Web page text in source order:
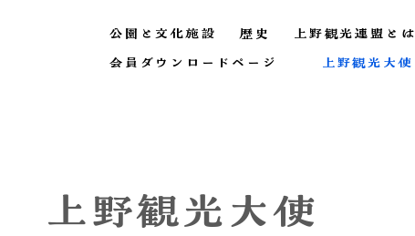
公園と文化施設 歴史 上野観光連盟とは
会員ダウンロードページ
上野観光大使
上野観光大使